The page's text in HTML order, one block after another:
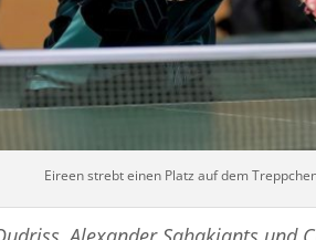
Eireen strebt einen Platz auf dem